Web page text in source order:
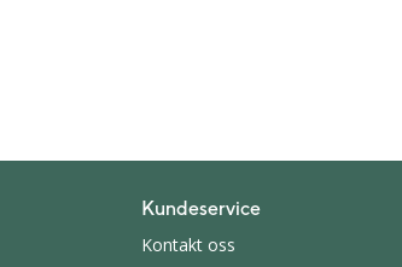
Kundeservice
Kontakt oss